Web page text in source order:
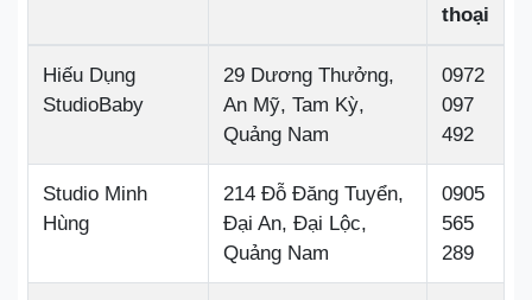
thoại
Hiếu Dụng
StudioBaby
29 Dương Thưởng,
An Mỹ, Tam Kỳ,
Quảng Nam
0972
097
492
Studio Minh
Hùng
214 Đỗ Đăng Tuyển,
Đại An, Đại Lộc,
Quảng Nam
0905
565
289